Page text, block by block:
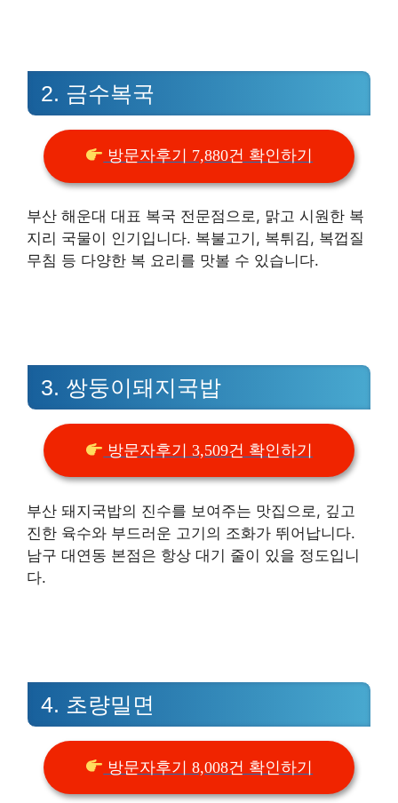
2. 금수복국
방문자후기 7,880건 확인하기
부산 해운대 대표 복국 전문점으로, 맑고 시원한 복
지리 국물이 인기입니다. 복불고기, 복튀김, 복껍질
무침 등 다양한 복 요리를 맛볼 수 있습니다.
3. 쌍둥이돼지국밥
방문자후기 3,509건 확인하기
부산 돼지국밥의 진수를 보여주는 맛집으로, 깊고
진한 육수와 부드러운 고기의 조화가 뛰어납니다.
남구 대연동 본점은 항상 대기 줄이 있을 정도입니
다.
4. 초량밀면
방문자후기 8,008건 확인하기